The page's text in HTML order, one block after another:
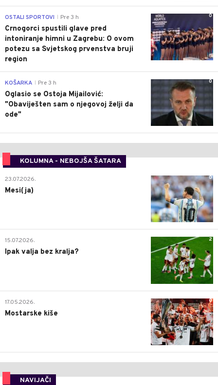
0
OSTALI SPORTOVI Pre 3 h
Crnogorci spustili glave pred
intoniranje himni u Zagrebu: O ovom
potezu sa Svjetskog prvenstva bruji
region
0
KOŠARKA Pre 3 h
Oglasio se Ostoja Mijailović:
"Obaviješten sam o njegovoj želji da
ode"
KOLUMNA - NEBOJŠA ŠATARA
0
23.07.2026.
Mesi(ja)
2
15.07.2026.
Ipak valja bez kralja?
0
17.05.2026.
Mostarske kiše
NAVIJAČI